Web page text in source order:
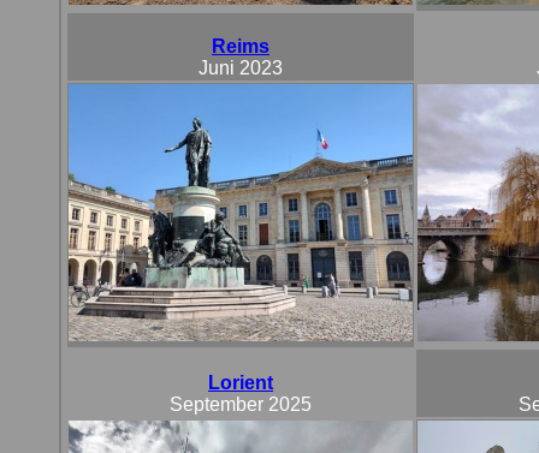
Reims
Juni 2023
Lorient
September 2025